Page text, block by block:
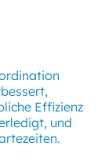
Effizienz
und